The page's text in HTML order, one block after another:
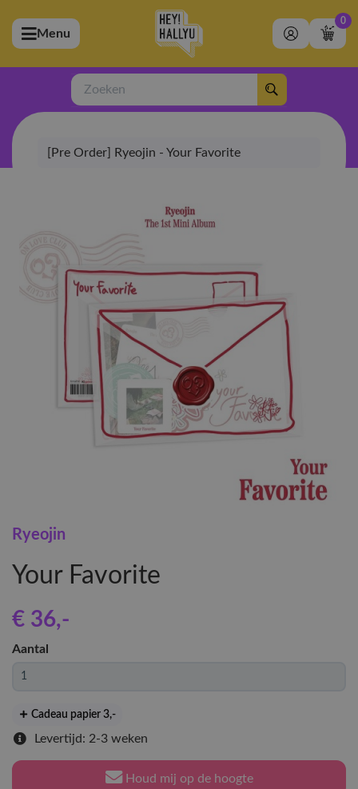
(Artiesten)
(Merchandise)
(Exclusive)
(Winkel)
Menu
0
Zoeken
[Pre Order] Ryeojin - Your Favorite
Ryeojin
Your Favorite
€ 36,-
Aantal
Cadeau papier 3,-
Levertijd: 2-3 weken
Houd mij op de hoogte